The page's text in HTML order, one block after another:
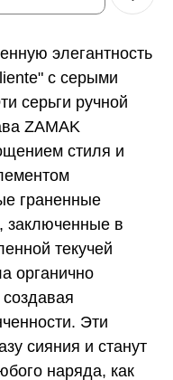
элегантность
с серыми
серьги ручной
ZAMAK
стиля и
граненные
заключенные в
текучей
органично
Эти
сияния и станут
наряда, как